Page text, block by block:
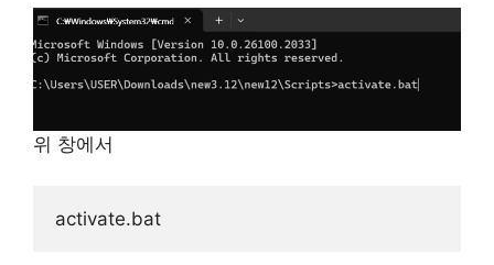
위 창에서